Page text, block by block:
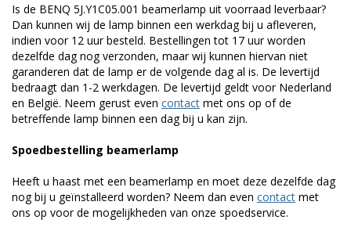
Is de BENQ 5J.Y1C05.001 beamerlamp uit voorraad leverbaar?
Dan kunnen wij de lamp binnen een werkdag bij u afleveren,
indien voor 12 uur besteld. Bestellingen tot 17 uur worden
dezelfde dag nog verzonden, maar wij kunnen hiervan niet
garanderen dat de lamp er de volgende dag al is. De levertijd
bedraagt dan 1-2 werkdagen. De levertijd geldt voor Nederland
en België. Neem gerust even contact met ons op of de
betreffende lamp binnen een dag bij u kan zijn.
Spoedbestelling beamerlamp
Heeft u haast met een beamerlamp en moet deze dezelfde dag
nog bij u geïnstalleerd worden? Neem dan even contact met
ons op voor de mogelijkheden van onze spoedservice.